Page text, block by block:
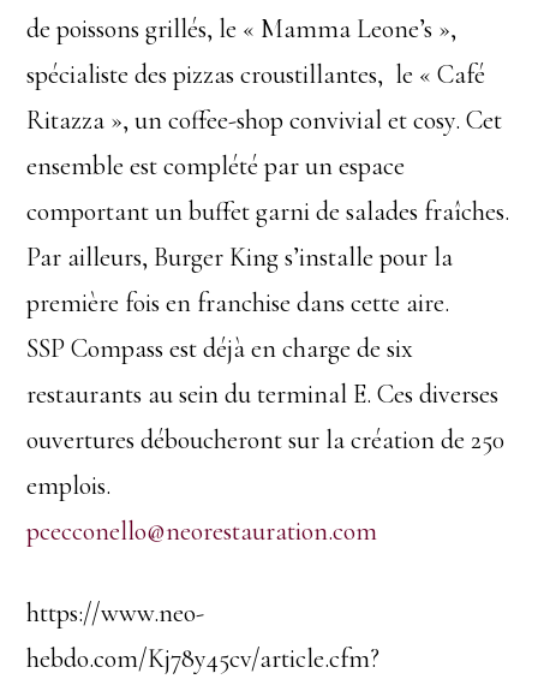
de poissons grillés, le « Mamma Leone’s »,
spécialiste des pizzas croustillantes, le « Café
Ritazza », un coffee-shop convivial et cosy. Cet
ensemble est complété par un espace
comportant un buffet garni de salades fraîches.
Par ailleurs, Burger King s’installe pour la
première fois en franchise dans cette aire.
SSP Compass est déjà en charge de six
restaurants au sein du terminal E. Ces diverses
ouvertures déboucheront sur la création de 250
emplois.
pcecconello@neorestauration.com
https://www.neo-
hebdo.com/Kj78y45cv/article.cfm?